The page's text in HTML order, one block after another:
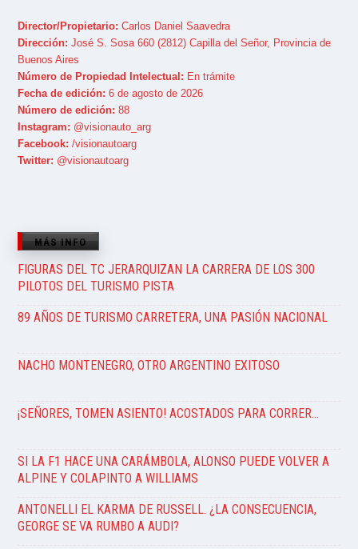
Director/Propietario: Carlos Daniel Saavedra
Dirección: José S. Sosa 660 (2812) Capilla del Señor, Provincia de
Buenos Aires
Número de Propiedad Intelectual: En trámite
Fecha de edición: 6 de agosto de 2026
Número de edición: 88
Instagram: @visionauto_arg
Facebook: /visionautoarg
Twitter: @visionautoarg
MÁS INFO
FIGURAS DEL TC JERARQUIZAN LA CARRERA DE LOS 300
PILOTOS DEL TURISMO PISTA
89 AÑOS DE TURISMO CARRETERA, UNA PASIÓN NACIONAL
NACHO MONTENEGRO, OTRO ARGENTINO EXITOSO
¡SEÑORES, TOMEN ASIENTO! ACOSTADOS PARA CORRER…
SI LA F1 HACE UNA CARÁMBOLA, ALONSO PUEDE VOLVER A
ALPINE Y COLAPINTO A WILLIAMS
ANTONELLI EL KARMA DE RUSSELL. ¿LA CONSECUENCIA,
GEORGE SE VA RUMBO A AUDI?